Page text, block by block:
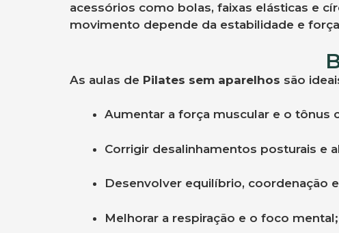
acessórios como bolas, faixas elásticas e
movimento depende da estabilidade e
As aulas de Pilates sem aparelhos são
Aumentar a força muscular e o tônus
Corrigir desalinhamentos posturais e
Desenvolver equilíbrio, coordenação
Melhorar a respiração e o foco mental;